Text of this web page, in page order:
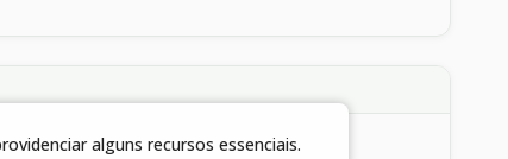
alguns recursos essenciais.